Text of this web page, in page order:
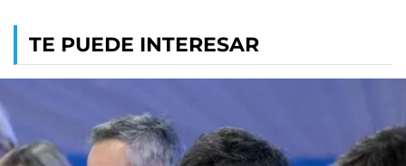
TE PUEDE INTERESAR